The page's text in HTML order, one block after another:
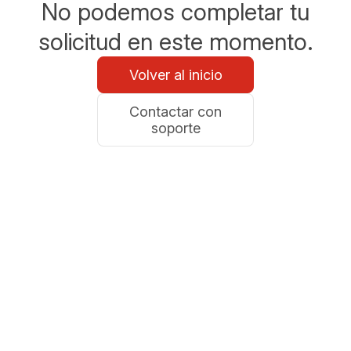
No podemos completar tu
solicitud en este momento.
Volver al inicio
Contactar con
soporte